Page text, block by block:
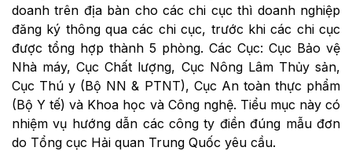
doanh trên địa bàn cho các chi cục thì doanh nghiệp
đăng ký thông qua các chi cục, trước khi các chi cục
được tổng hợp thành 5 phòng. Các Cục: Cục Bảo vệ
Nhà máy, Cục Chất lượng, Cục Nông Lâm Thủy sản,
Cục Thú y (Bộ NN & PTNT), Cục An toàn thực phẩm
(Bộ Y tế) và Khoa học và Công nghệ. Tiểu mục này có
nhiệm vụ hướng dẫn các công ty điền đúng mẫu đơn
do Tổng cục Hải quan Trung Quốc yêu cầu.